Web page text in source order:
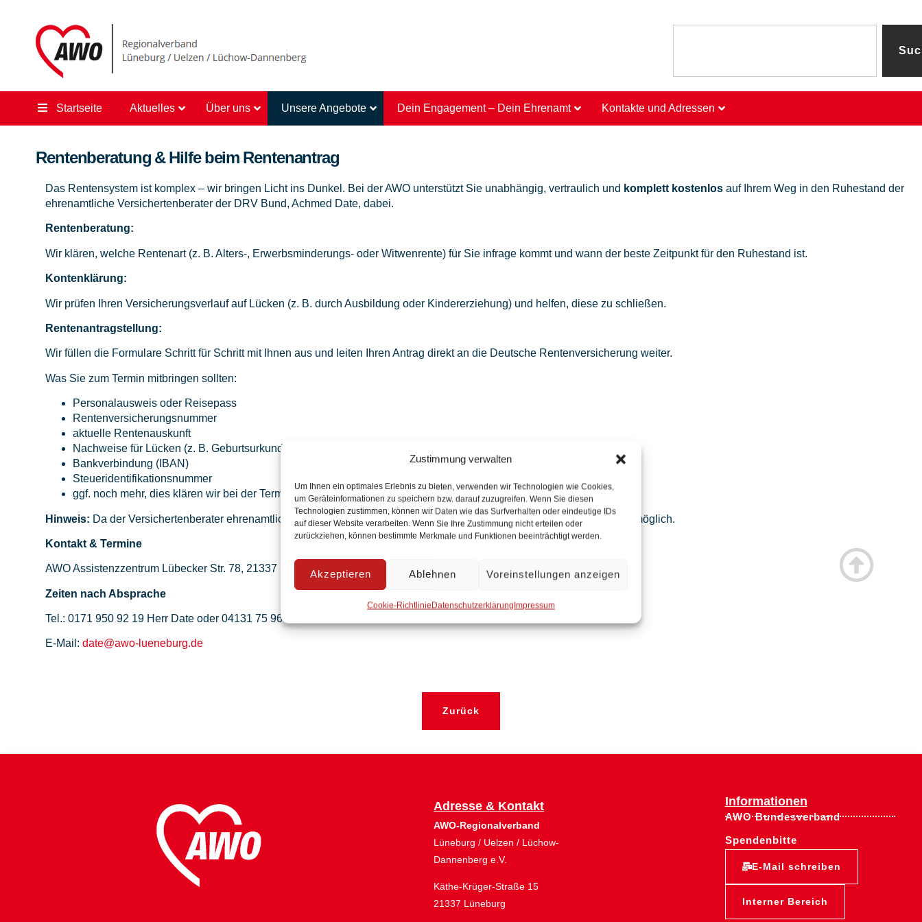
Zustimmung verwalten
Um Ihnen ein optimales Erlebnis zu bieten, verwenden wir Technologien wie Cookies,
um Geräteinformationen zu speichern bzw. darauf zuzugreifen. Wenn Sie diesen
Technologien zustimmen, können wir Daten wie das Surfverhalten oder eindeutige IDs
auf dieser Website verarbeiten. Wenn Sie Ihre Zustimmung nicht erteilen oder
zurückziehen, können bestimmte Merkmale und Funktionen beeinträchtigt werden.
Akzeptieren Ablehnen Voreinstellungen anzeigen
Cookie-Richtlinie DatenschutzerklärungImpressum
Startseite Aktuelles Über uns Unsere Angebote Dein Engagement – Dein Ehrenamt Kontakte und Adressen
Rentenberatung & Hilfe beim Rentenantrag
Das Rentensystem ist komplex – wir bringen Licht ins Dunkel. Bei der AWO unterstützt Sie unabhängig, vertraulich und komplett kostenlos auf Ihrem Weg in den Ruhestand der
ehrenamtliche Versichertenberater der DRV Bund, Achmed Date, dabei.
Rentenberatung:
Wir klären, welche Rentenart (z. B. Alters-, Erwerbsminderungs- oder Witwenrente) für Sie infrage kommt und wann der beste Zeitpunkt für den Ruhestand ist.
Kontenklärung:
Wir prüfen Ihren Versicherungsverlauf auf Lücken (z. B. durch Ausbildung oder Kindererziehung) und helfen, diese zu schließen.
Rentenantragstellung:
Wir füllen die Formulare Schritt für Schritt mit Ihnen aus und leiten Ihren Antrag direkt an die Deutsche Rentenversicherung weiter.
Was Sie zum Termin mitbringen sollten:
Personalausweis oder Reisepass
Rentenversicherungsnummer
aktuelle Rentenauskunft
Nachweise für Lücken (z. B. Geburtsurkunden der Kinder, Schulbescheinigungen)
Bankverbindung (IBAN)
Steueridentifikationsnummer
ggf. noch mehr, dies klären wir bei der Terminabstimmung.
Hinweis: Da der Versichertenberater ehrenamtlich arbeitet, ist eine Beratungnur nach vorheriger Terminvereinbarung möglich.
Kontakt & Termine
AWO Assistenzzentrum Lübecker Str. 78, 21337 Lüneburg
Zeiten nach Absprache
Tel.: 0171 950 92 19 Herr Date oder 04131 75 96 0 AWO zentrales Sekretariat
E-Mail: date@awo-lueneburg.de
Zurück
Adresse & Kontakt
AWO-Regionalverband
Lüneburg / Uelzen / Lüchow-
Dannenberg e.V.
Käthe-Krüger-Straße 15
21337 Lüneburg
Informationen
AWO Bundesverband
Spendenbitte
E-Mail schreiben
Interner Bereich